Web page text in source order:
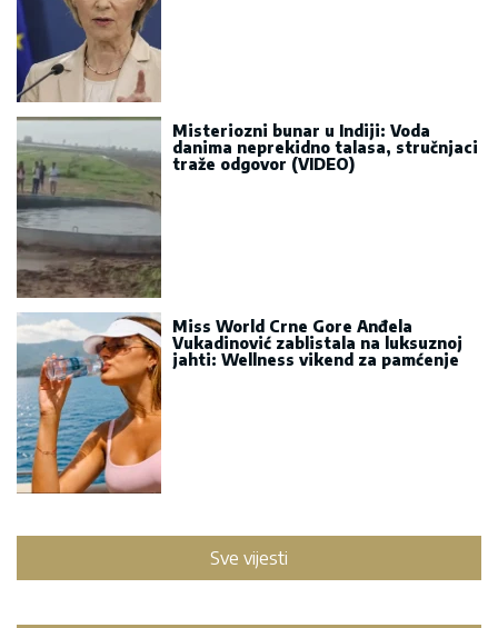
Misteriozni bunar u Indiji: Voda
danima neprekidno talasa, stručnjaci
traže odgovor (VIDEO)
Miss World Crne Gore Anđela
Vukadinović zablistala na luksuznoj
jahti: Wellness vikend za pamćenje
Sve vijesti